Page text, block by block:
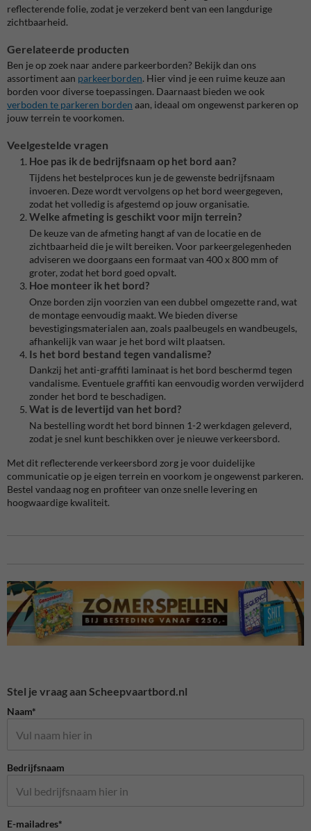
reflecterende folie, zodat je verzekerd bent van een langdurige
zichtbaarheid.
Gerelateerde producten
Ben je op zoek naar andere parkeerborden? Bekijk dan ons
assortiment aan parkeerborden. Hier vind je een ruime keuze aan
borden voor diverse toepassingen. Daarnaast bieden we ook
verboden te parkeren borden aan, ideaal om ongewenst parkeren op
jouw terrein te voorkomen.
Veelgestelde vragen
Hoe pas ik de bedrijfsnaam op het bord aan?
Tijdens het bestelproces kun je de gewenste bedrijfsnaam
invoeren. Deze wordt vervolgens op het bord weergegeven,
zodat het volledig is afgestemd op jouw organisatie.
Welke afmeting is geschikt voor mijn terrein?
De keuze van de afmeting hangt af van de locatie en de
zichtbaarheid die je wilt bereiken. Voor parkeergelegenheden
adviseren we doorgaans een formaat van 400 x 800 mm of
groter, zodat het bord goed opvalt.
Hoe monteer ik het bord?
Onze borden zijn voorzien van een dubbel omgezette rand, wat
de montage eenvoudig maakt. We bieden diverse
bevestigingsmaterialen aan, zoals paalbeugels en wandbeugels,
afhankelijk van waar je het bord wilt plaatsen.
Is het bord bestand tegen vandalisme?
Dankzij het anti-graffiti laminaat is het bord beschermd tegen
vandalisme. Eventuele graffiti kan eenvoudig worden verwijderd
zonder het bord te beschadigen.
Wat is de levertijd van het bord?
Na bestelling wordt het bord binnen 1-2 werkdagen geleverd,
zodat je snel kunt beschikken over je nieuwe verkeersbord.
Met dit reflecterende verkeersbord zorg je voor duidelijke
communicatie op je eigen terrein en voorkom je ongewenst parkeren.
Bestel vandaag nog en profiteer van onze snelle levering en
hoogwaardige kwaliteit.
Stel je vraag aan Scheepvaartbord.nl
Naam*
Bedrijfsnaam
E-mailadres*